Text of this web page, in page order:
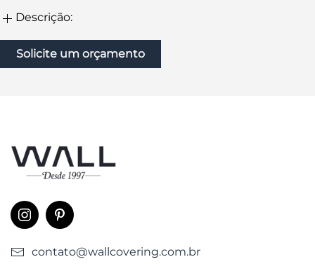
Descrição:
Solicite um orçamento
contato@wallcovering.com.br